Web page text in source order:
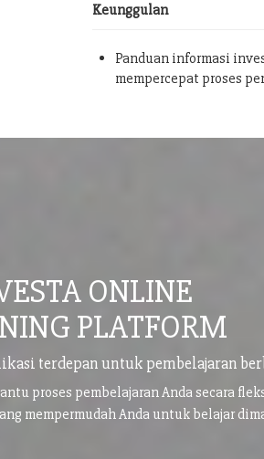
Keunggulan
Panduan informasi
mempercepat proses
ONLINE
PLATFORM
terdepan untuk pembelajaran
proses pembelajaran Anda secara
mempermudah Anda untuk belajar